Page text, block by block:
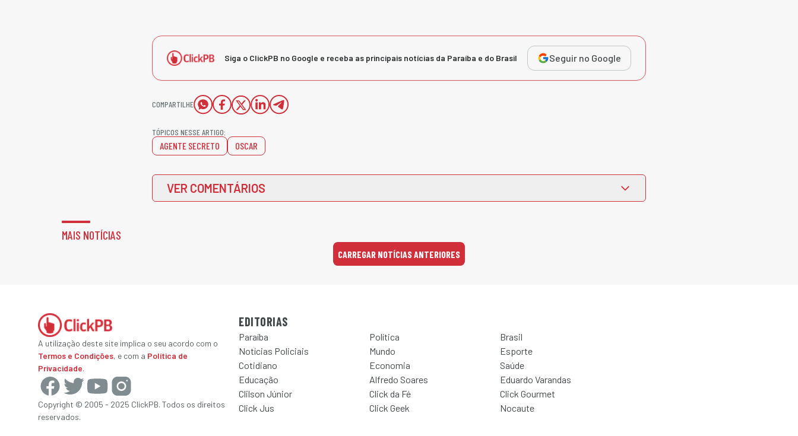
Siga o ClickPB no Google e receba as principais notícias da Paraíba e do Brasil Seguir no Google
COMPARTILHE
TÓPICOS NESSE ARTIGO:
AGENTE SECRETO OSCAR
VER COMENTÁRIOS
MAIS NOTÍCIAS
CARREGAR NOTÍCIAS ANTERIORES
A utilização deste site implica o seu acordo com o
Termos e Condições, e com a Política de
Privacidade.
Copyright © 2005 - 2025 ClickPB. Todos os direitos
reservados.
EDITORIAS
Paraíba Política
Brasil
Notícias Policiais
Mundo
Esporte
Cotidiano
Economia
Saúde
Educação
Alfredo Soares
Eduardo Varandas
Clilson Júnior
Click da Fé
Click Gourmet
Click Jus
Click Geek Nocaute